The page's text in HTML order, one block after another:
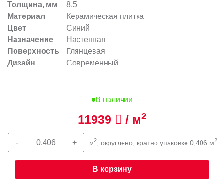
Толщина, мм
8,5
Материал
Керамическая плитка
Цвет
Синий
Назначение
Настенная
Поверхность
Глянцевая
Дизайн
Современный
В наличии
11939 / м2
м2, округлено, кратно упаковке 0,406 м2
В корзину